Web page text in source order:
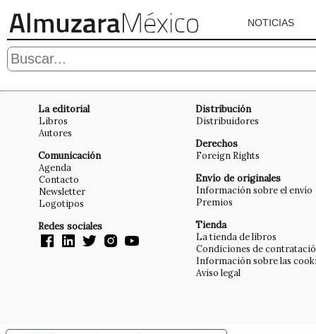
NOTICIAS
La editorial
Libros
Autores
Comunicación
Agenda
Contacto
Newsletter
Logotipos
Redes sociales
Distribución
Distribuidores
Derechos
Foreign Rights
Envío de originales
Información sobre el envío
Premios
Tienda
La tienda de libros
Condiciones de
Información sobre las
Aviso legal